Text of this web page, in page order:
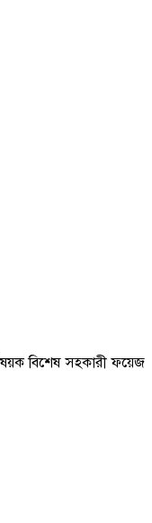
বিশেষ সহকারী ফয়েজ